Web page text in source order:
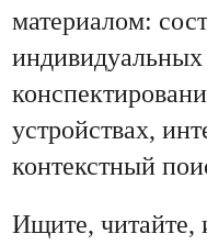
материалом:
индивидуальных
устройствах,
контекстный
Ищите, читайте,